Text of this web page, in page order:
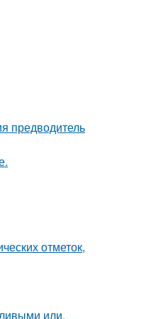
предводитель
отметок,
или,